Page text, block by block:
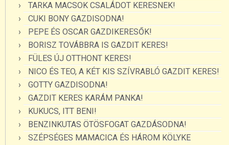
TARKA MACSOK CSALÁDOT KERESNEK!
CUKI BONY GAZDISODNA!
PEPE ÉS OSCAR GAZDIKERESŐK!
BORISZ TOVÁBBRA IS GAZDIT KERES!
FÜLES ÚJ OTTHONT KERES!
NICO ÉS TEO, A KÉT KIS SZÍVRABLÓ GAZDIT KERES!
GOTTY GAZDISODNA!
GAZDIT KERES KARÁM PANKA!
KUKUCS, ITT BENI!
BENZINKUTAS ÖTÖSFOGAT GAZDÁSODNA!
SZÉPSÉGES MAMACICA ÉS HÁROM KÖLYKE